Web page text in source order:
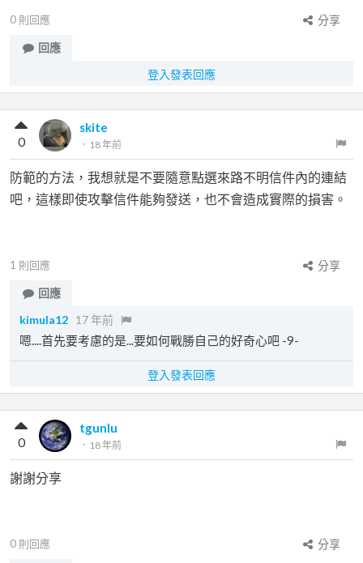
0 則回應
分享
回應
登入發表回應
skite
． 18 年前
0
防範的方法，我想就是不要隨意點選來路不明信件內的連結
吧，這樣即使攻擊信件能夠發送，也不會造成實際的損害。
1 則回應
分享
回應
kimula12 17 年前
嗯....首先要考慮的是...要如何戰勝自己的好奇心吧 -9-
登入發表回應
tgunlu
． 18 年前
0
謝謝分享
0 則回應
分享